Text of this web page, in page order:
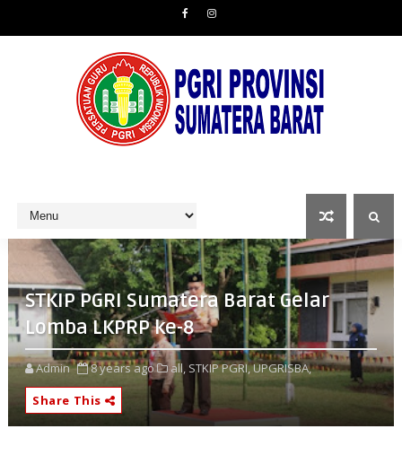
STKIP PGRI Sumatera Barat Gelar
Lomba LKPRP ke-8
Admin 8 years ago all, STKIP PGRI,UPGRISBA,
Share This